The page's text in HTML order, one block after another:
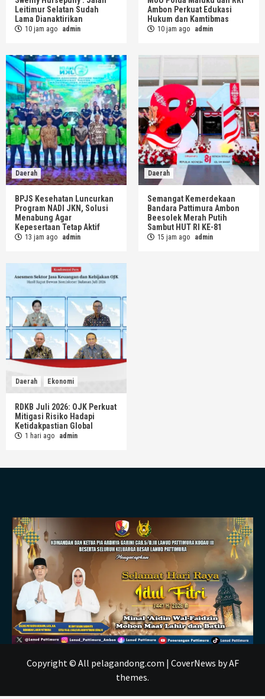
Leitimur Selatan Sudah
Lama Dianaktirikan
10 jam ago admin
Ambon Perkuat Edukasi
Hukum dan Kamtibmas
10 jam ago admin
Daerah
BPJS Kesehatan Luncurkan
Program NADI JKN, Solusi
Menabung Agar
Kepesertaan Tetap Aktif
13 jam ago admin
Daerah
Semangat Kemerdekaan
Bandara Pattimura Ambon
Beesolek Merah Putih
Sambut HUT RI KE-81
15 jam ago admin
Daerah Ekonomi
RDKB Juli 2026: OJK Perkuat
Mitigasi Risiko Hadapi
Ketidakpastian Global
1 hari ago admin
Copyright © All pelagandong.com | CoverNews by AF
themes.